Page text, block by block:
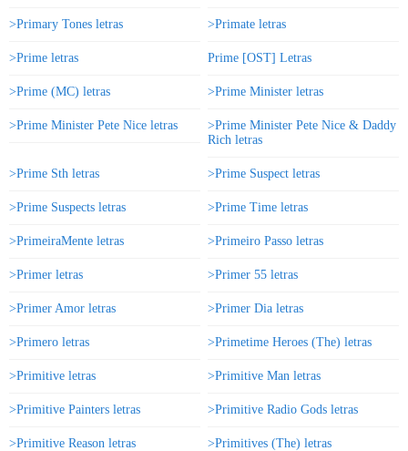
>Primary Tones letras >Primate letras
>Prime letras Prime [OST] Letras
>Prime (MC) letras >Prime Minister letras
>Prime Minister Pete Nice letras
>Prime Minister Pete Nice & Daddy
Rich letras
>Prime Sth letras >Prime Suspect letras
>Prime Suspects letras >Prime Time letras
>PrimeiraMente letras >Primeiro Passo letras
>Primer letras >Primer 55 letras
>Primer Amor letras >Primer Dia letras
>Primero letras >Primetime Heroes (The) letras
>Primitive letras >Primitive Man letras
>Primitive Painters letras >Primitive Radio Gods letras
>Primitive Reason letras >Primitives (The) letras